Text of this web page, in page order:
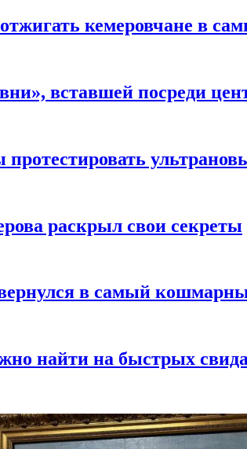
кемеровчане в
вставшей посреди
раскрыл свои секреты
в самый
найти на быстрых